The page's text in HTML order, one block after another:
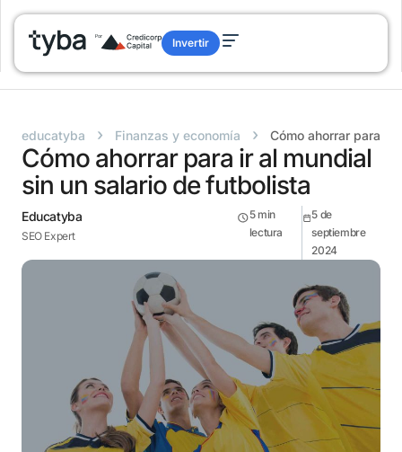
Invertir
educatyba › Finanzas y economía › Cómo ahorrar para ir
Cómo ahorrar para ir al mundial
sin un salario de futbolista
Educatyba
SEO Expert
5 min
lectura
5 de
septiembre
2024